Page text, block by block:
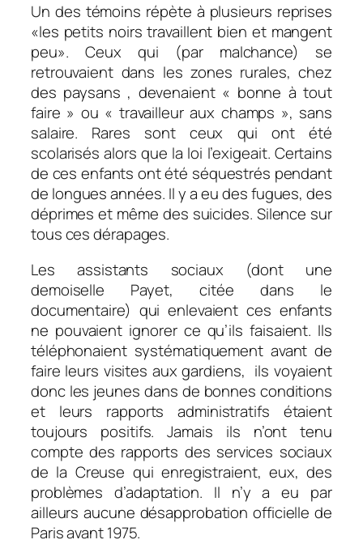
Un des témoins répète à plusieurs reprises
«les petits noirs travaillent bien et mangent
peu». Ceux qui (par malchance) se
retrouvaient dans les zones rurales, chez
des paysans , devenaient « bonne à tout
faire » ou « travailleur aux champs », sans
salaire. Rares sont ceux qui ont été
scolarisés alors que la loi l’exigeait. Certains
de ces enfants ont été séquestrés pendant
de longues années. Il y a eu des fugues, des
déprimes et même des suicides. Silence sur
tous ces dérapages.
Les assistants sociaux (dont une
demoiselle Payet, citée dans le
documentaire) qui enlevaient ces enfants
ne pouvaient ignorer ce qu’ils faisaient. Ils
téléphonaient systématiquement avant de
faire leurs visites aux gardiens, ils voyaient
donc les jeunes dans de bonnes conditions
et leurs rapports administratifs étaient
toujours positifs. Jamais ils n’ont tenu
compte des rapports des services sociaux
de la Creuse qui enregistraient, eux, des
problèmes d’adaptation. Il n’y a eu par
ailleurs aucune désapprobation officielle de
Paris avant 1975.